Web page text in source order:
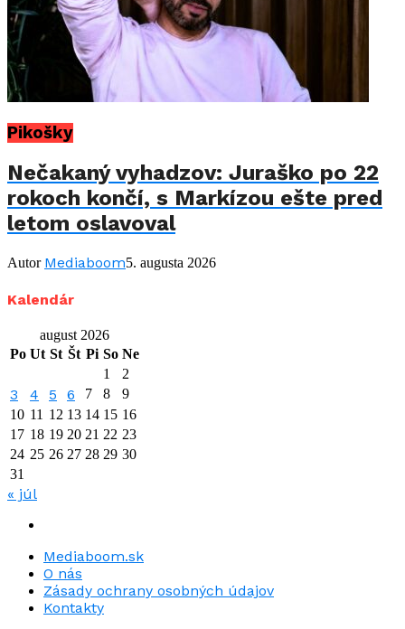
Pikošky
Nečakaný vyhadzov: Juraško po 22
rokoch končí, s Markízou ešte pred
letom oslavoval
Autor Mediaboom5. augusta 2026
Kalendár
august 2026
Po Ut St Št Pi So Ne
1
2
3 4 5 6 7 8
9
10 11 12 13 14 15 16
17 18 19 20 21 22 23
24 25 26 27 28 29 30
31
« júl
Mediaboom.sk
O nás
Zásady ochrany osobných údajov
Kontakty